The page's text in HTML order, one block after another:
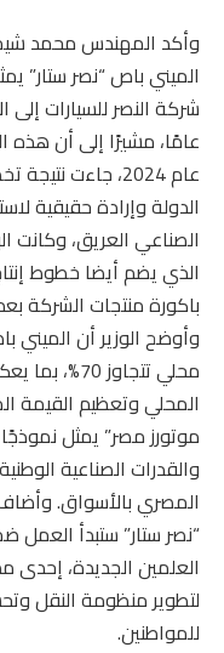
وأكد المهندس محمد
الميني باص “نصر
عامًا، مشيرًا إلى أن هذه
عام 2024،
الدولة وإرادة حقيقية
الصناعي العريق، وكانت
الذي يضم أيضا خطوط
باكورة منتجات الشركة
وأوضح الوزير أن الميني
محلي
المحلي وتعظيم القيمة
موتورز مصر” يمثل نموذجًا
والقدرات الصناعية
المصري بالأسواق.
“نصر ستار” ستبدأ العمل
العلمين الجديدة، إحدى
لتطوير منظومة النقل
للمواطنين.